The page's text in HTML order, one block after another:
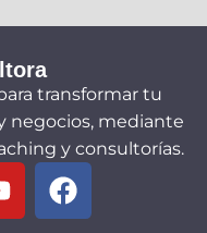
transformar tu
negocios, mediante
y consultorías.